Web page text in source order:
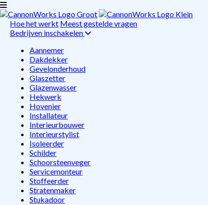
Hoe het werkt Meest gestelde vragen
Bedrijven inschakelen
Aannemer
Dakdekker
Gevelonderhoud
Glaszetter
Glazenwasser
Hekwerk
Hovenier
Installateur
Interieurbouwer
Interieurstylist
Isoleerder
Schilder
Schoorsteenveger
Servicemonteur
Stoffeerder
Stratenmaker
Stukadoor